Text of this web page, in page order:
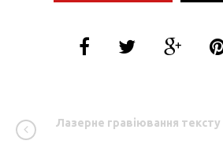
Лазерне гравіювання